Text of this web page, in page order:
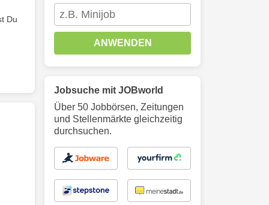
Du
ANWENDEN
Jobsuche mit JOBworld
Über 50 Jobbörsen, Zeitungen
und Stellenmärkte gleichzeitig
durchsuchen.